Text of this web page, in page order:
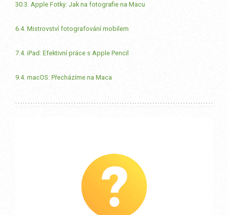
30.3. Apple Fotky: Jak na fotografie na Macu
6.4. Mistrovství fotografování mobilem
7.4. iPad: Efektivní práce s Apple Pencil
9.4. macOS: Přecházíme na Maca